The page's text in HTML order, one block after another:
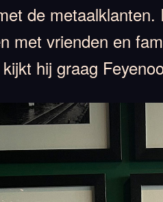
de
met vrienden en
hij graag